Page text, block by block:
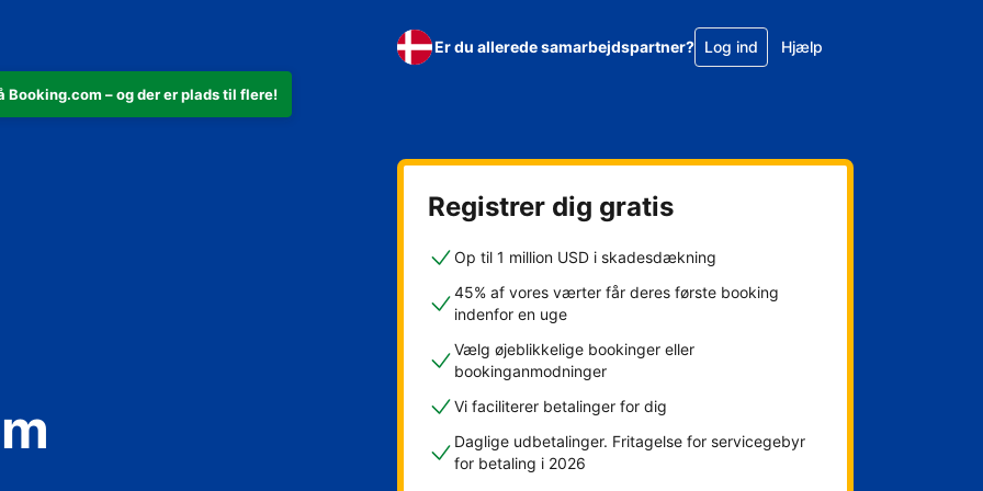
– og der er plads til flere!
Er du allerede samarbejdspartner? Log ind Hjælp
Registrer dig gratis
Op til 1 million USD i skadesdækning
45% af vores værter får deres første booking
indenfor en uge
Vælg øjeblikkelige bookinger eller
bookinganmodninger
Vi faciliterer betalinger for dig
Daglige udbetalinger. Fritagelse for servicegebyr
for betaling i 2026